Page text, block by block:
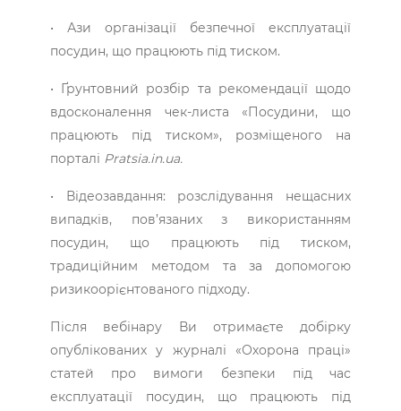
• Ази організації безпечної експлуатації
посудин, що працюють під тиском.
• Ґрунтовний розбір та рекомендації щодо
вдосконалення чек-листа «Посудини, що
працюють під тиском», розміщеного на
порталі Pratsia.in.ua.
• Відеозавдання: розслідування нещасних
випадків, пов’язаних з використанням
посудин, що працюють під тиском,
традиційним методом та за допомогою
ризикоорієнтованого підходу.
Після вебінару Ви отримаєте добірку
опублікованих у журналі «Охорона праці»
статей про вимоги безпеки під час
експлуатації посудин, що працюють під